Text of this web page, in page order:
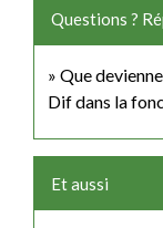
Questions ?
Que
Dif dans la
Et aussi